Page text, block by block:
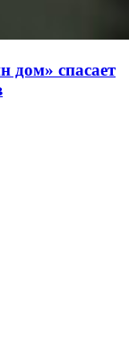
дом» спасает